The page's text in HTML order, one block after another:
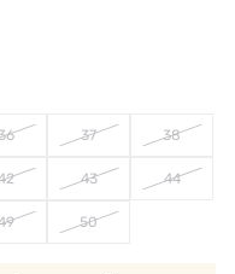
37 38
43 44
50